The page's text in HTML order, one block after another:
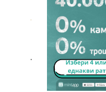
.
.